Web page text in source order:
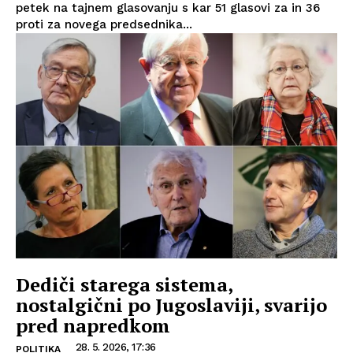
petek na tajnem glasovanju s kar 51 glasovi za in 36
proti za novega predsednika...
Dediči starega sistema,
nostalgični po Jugoslaviji, svarijo
pred napredkom
POLITIKA 28. 5. 2026, 17:36